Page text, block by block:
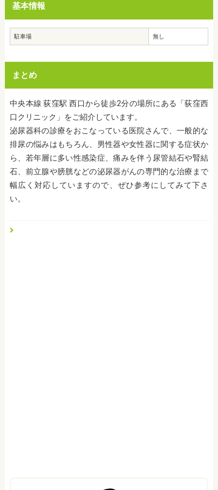
基本情報
駐車場 無し
まとめ
中央本線 荻窪駅 西口から徒歩2分の場所にある「荻窪西
口クリニック」をご紹介しています。
泌尿器科の診療をおこなっている医院さんで、一般的な
排尿の悩みはもちろん、男性器や女性器に関する症状か
ら、若年層に多い性感染症、痛みを伴う尿管結石や腎結
石、前立腺や膀胱などの泌尿器がんの専門的な治療まで
幅広く対応していますので、ぜひ参考にしてみて下さ
い。